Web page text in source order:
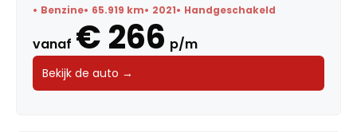
Carrosserie
Transmissie
Benzine 65.919 km 2021 Handgeschakeld
vanaf € 266 p/m
Bekijk de auto →